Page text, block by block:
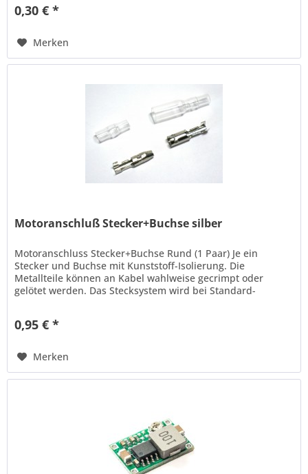
0,30 € *
Merken
Motoranschluß Stecker+Buchse silber
Motoranschluss Stecker+Buchse Rund (1 Paar) Je ein
Stecker und Buchse mit Kunststoff-Isolierung. Die
Metallteile können an Kabel wahlweise gecrimpt oder
gelötet werden. Das Stecksystem wird bei Standard-
0,95 € *
Merken